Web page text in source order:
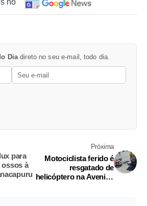
Dia direto no seu e-mail, todo dia.
para
ossos à
Próxima
Motociclista ferido é
resgatado de
helicóptero na Avenida